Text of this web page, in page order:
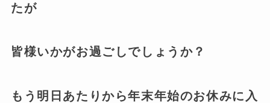
たが
皆様いかがお過ごしでしょうか？
もう明日あたりから年末年始のお休みに入